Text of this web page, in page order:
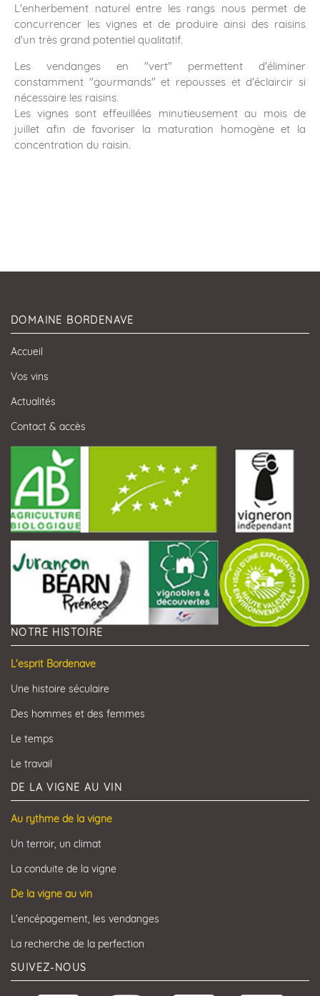
L'enherbement naturel entre les rangs nous permet de
concurrencer les vignes et de produire ainsi des raisins
d'un très grand potentiel qualitatif.
Les vendanges en "vert" permettent d'éliminer
constamment "gourmands" et repousses et d'éclaircir si
nécessaire les raisins.
Les vignes sont effeuillées minutieusement au mois de
juillet afin de favoriser la maturation homogène et la
concentration du raisin.
DOMAINE BORDENAVE
Accueil
Vos vins
Actualités
Contact & accès
NOTRE HISTOIRE
L'esprit Bordenave
Une histoire séculaire
Des hommes et des femmes
Le temps
Le travail
DE LA VIGNE AU VIN
Au rythme de la vigne
Un terroir, un climat
La conduite de la vigne
De la vigne au vin
L'encépagement, les vendanges
La recherche de la perfection
SUIVEZ-NOUS